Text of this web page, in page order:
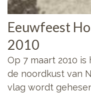
Eeuwfeest
2010
Op 7 maart 2010
de noordkust van
vlag wordt